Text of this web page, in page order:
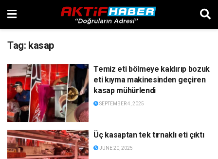
Tag: kasap
Temiz eti bölmeye kaldırıp bozuk
eti kıyma makinesinden geçiren
kasap mühürlendi
SEPTEMBER 4, 2025
Üç kasaptan tek tırnaklı eti çıktı
JUNE 20, 2025